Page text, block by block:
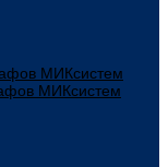
МИКсистем
МИКсистем